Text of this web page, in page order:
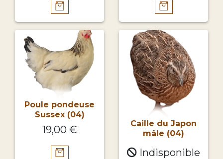
Poule pondeuse
Sussex (04)
19,00 €
Caille du Japon
mâle (04)
Indisponible